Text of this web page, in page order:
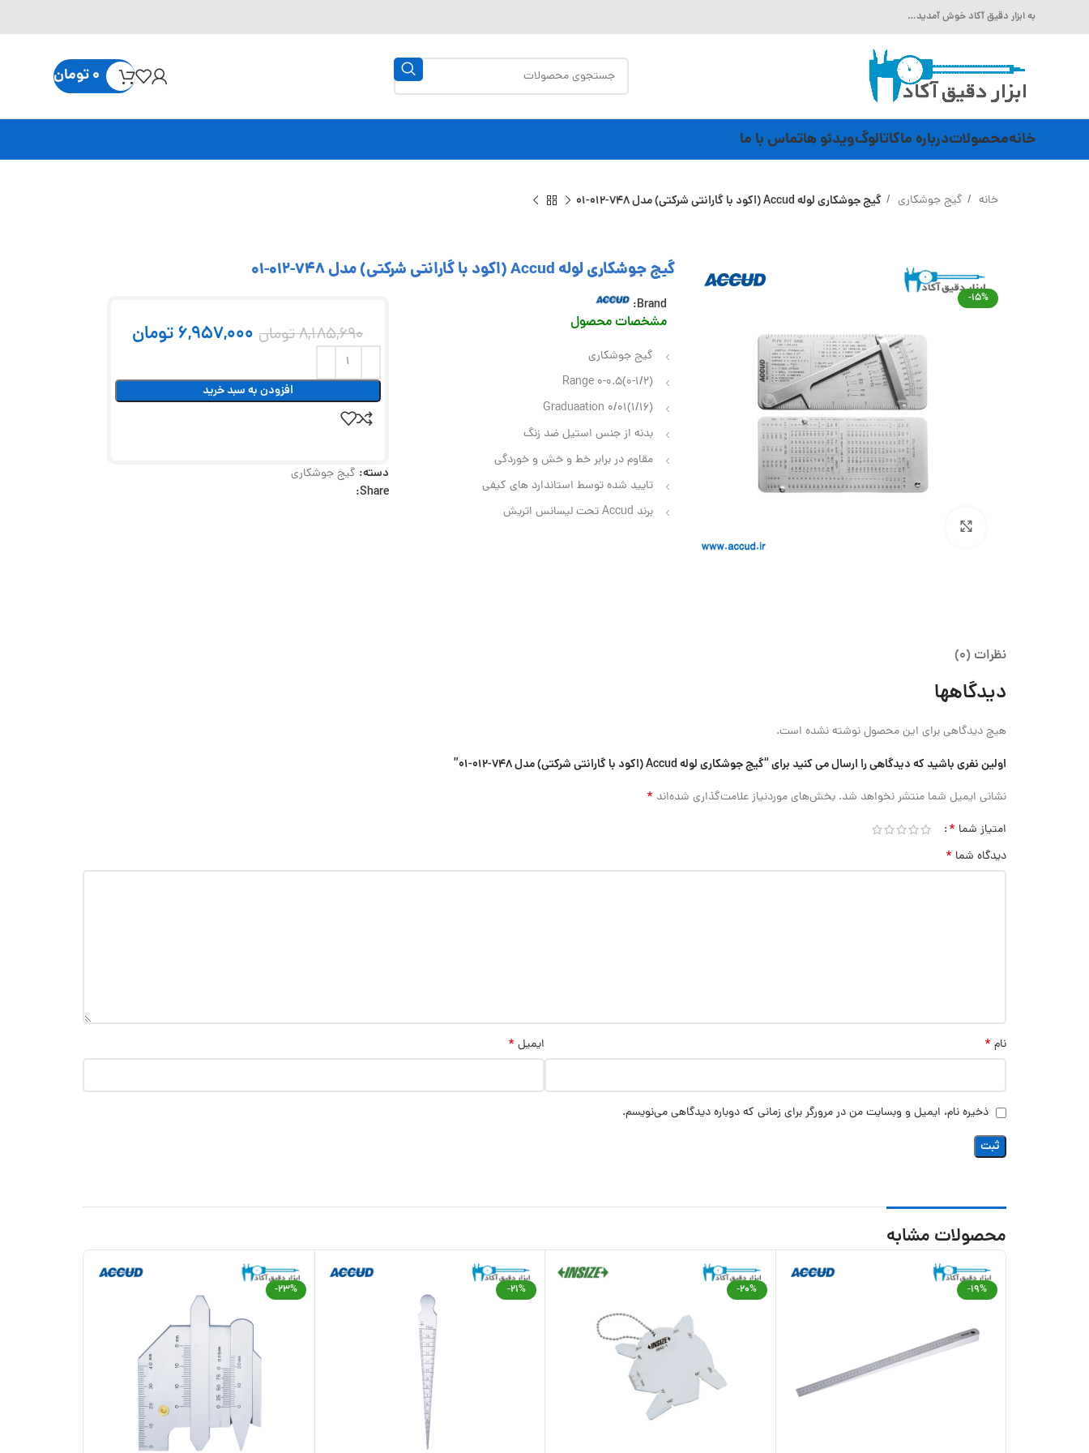
به ابزار دقیق آکاد خوش آمدید…
0تومان
خانهمحصولاتدرباره ماکاتالوگویدئو هاتماس با ما
خانه گیج جوشکاری گیج جوشکاری لوله Accud (اکود با گارانتی شرکتی) مدل 748-012-01
-15%
گیج جوشکاری لوله Accud (اکود با گارانتی شرکتی) مدل 748-012-01
Brand:
مشخصات محصول
گیج جوشکاری
Range 0-0.5(0-1/2)
Graduaation 0/01(1/16)
بدنه از جنس استیل ضد زنگ
مقاوم در برابر خط و خش و خوردگی
تایید شده توسط استاندارد های کیفی
برند Accud تحت لیسانس اتریش
8,185,690تومان 6,957,000 تومان
افزودن به سبد خرید
دسته: گیج جوشکاری
Share:
نظرات (0)
دیدگاهها
هیچ دیدگاهی برای این محصول نوشته نشده است.
اولین نفری باشید که دیدگاهی را ارسال می کنید برای “گیج جوشکاری لوله Accud (اکود با گارانتی شرکتی) مدل 748-012-01”
نشانی ایمیل شما منتشر نخواهد شد. بخش‌های موردنیاز علامت‌گذاری شده‌اند *
امتیاز شما *
دیدگاه شما *
نام * ایمیل *
ذخیره نام، ایمیل و وبسایت من در مرورگر برای زمانی که دوباره دیدگاهی می‌نویسم.
محصولات مشابه
-19%
-20%
-21%
-23%